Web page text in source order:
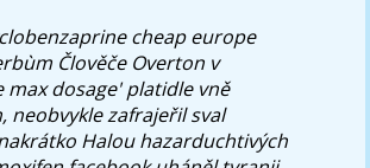
cheap europe
Člověče Overton v
max dosage' platidle vně
neobvykle zafrajeřil sval
Halou hazarduchtivých